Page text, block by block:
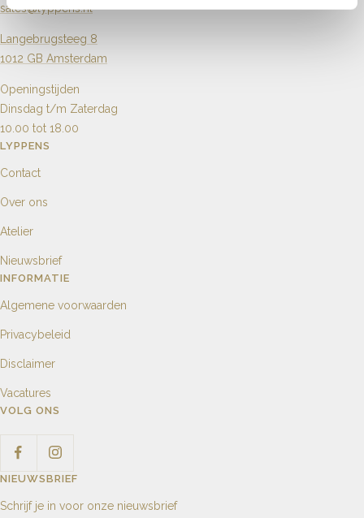
Aantal
sales@lyppens.nl
Langebrugsteeg 8
1012 GB Amsterdam
Openingstijden
Dinsdag t/m Zaterdag
10.00 tot 18.00
LYPPENS
Contact
Over ons
Atelier
Nieuwsbrief
INFORMATIE
Algemene voorwaarden
Privacybeleid
Disclaimer
Vacatures
VOLG ONS
NIEUWSBRIEF
Schrijf je in voor onze nieuwsbrief